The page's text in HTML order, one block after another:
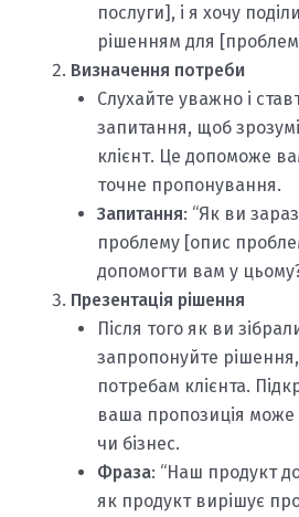
послуги], і я хочу
рішенням для
Визначення потреби
Слухайте уважно і
запитання, щоб
клієнт. Це допоможе
точне пропонування.
Запитання: “Як ви
проблему [опис
допомогти вам у
Презентація рішення
Після того як ви
запропонуйте рішення,
потребам клієнта.
ваша пропозиція може
чи бізнес.
Фраза: “Наш продукт
як продукт вирішує